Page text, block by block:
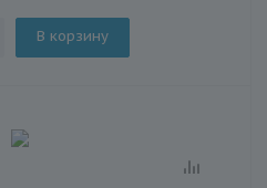
В корзину